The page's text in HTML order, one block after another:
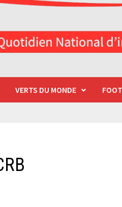
VERTS DU MONDE